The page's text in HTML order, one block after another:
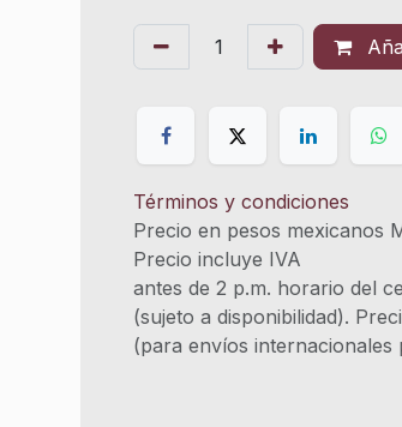
Términos y condiciones
Precio en pesos mexicanos
Precio incluye
antes de 2 p.m. horario del
(sujeto a disponibilidad).
(para envíos